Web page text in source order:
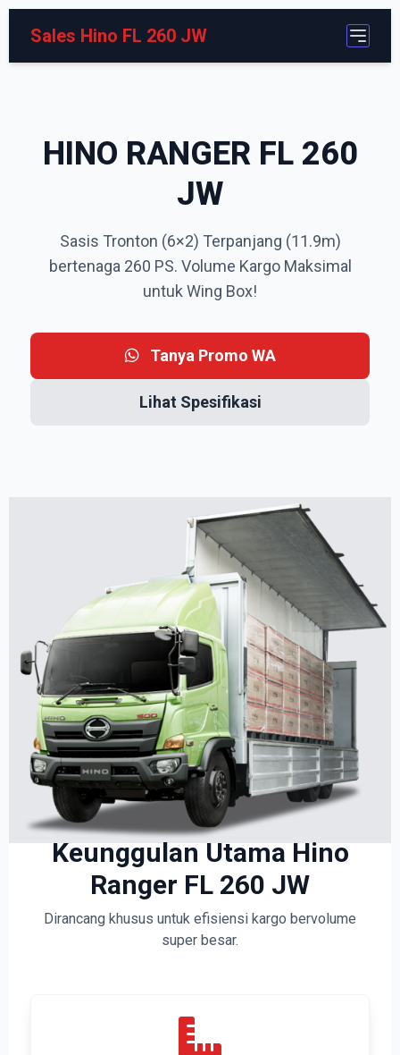
Sales Hino FL 260 JW
HINO RANGER FL 260
JW
Sasis Tronton (6×2) Terpanjang (11.9m)
bertenaga 260 PS. Volume Kargo Maksimal
untuk Wing Box!
Tanya Promo WA
Lihat Spesifikasi
Keunggulan Utama Hino
Ranger FL 260 JW
Dirancang khusus untuk efisiensi kargo bervolume
super besar.